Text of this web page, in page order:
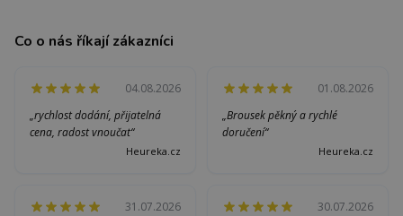
Co o nás říkají zákazníci
04.08.2026
„rychlost dodání, přijatelná
cena, radost vnoučat“
Heureka.cz
01.08.2026
„Brousek pěkný a rychlé
doručení“
Heureka.cz
31.07.2026
30.07.2026